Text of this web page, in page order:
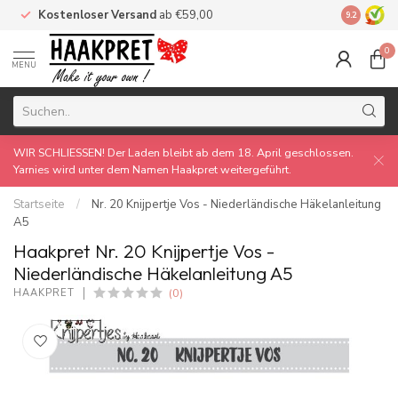
Kostenloser Versand ab €59,00 Made by
9.2
MENU
0
WIR SCHLIESSEN! Der Laden bleibt ab dem 18. April geschlossen.
Yarnies wird unter dem Namen Haakpret weitergeführt.
Startseite /
Nr. 20 Knijpertje Vos - Niederländische Häkelanleitung
A5
Haakpret Nr. 20 Knijpertje Vos -
Niederländische Häkelanleitung A5
HAAKPRET (0)